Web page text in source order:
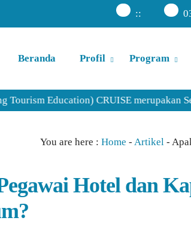
::
Beranda Profil Program
Education) CRUISE merupakan
You are here : Home - Artikel -
Hotel dan